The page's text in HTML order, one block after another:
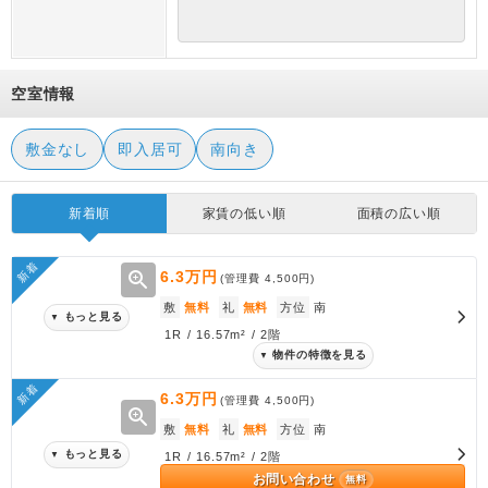
空室情報
敷金なし 即入居可 南向き
新着順 家賃の低い順 面積の広い順
新着 zoom_in
▼ もっと見る
6.3万円 (管理費4,500円)
敷 無料 礼 無料 方位 南
1R / 16.57m² / 2階
▼ 物件の特徴を見る
新着
zoom_in
▼ もっと見る
6.3万円 (管理費4,500円)
敷 無料 礼 無料 方位 南
1R / 16.57m² / 2階
お問い合わせ 無料